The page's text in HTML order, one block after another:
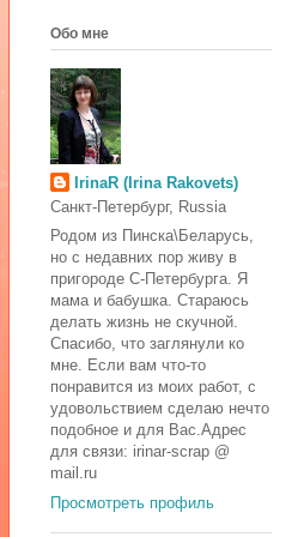
Обо мне
IrinaR (Irina Rakovets)
Санкт-Петербург, Russia
Родом из Пинска\Беларусь,
но с недавних пор живу в
пригороде С-Петербурга. Я
мама и бабушка. Стараюсь
делать жизнь не скучной.
Спасибо, что заглянули ко
мне. Если вам что-то
понравится из моих работ, с
удовольствием сделаю нечто
подобное и для Вас.Адрес
для связи: irinar-scrap @
mail.ru
Просмотреть профиль